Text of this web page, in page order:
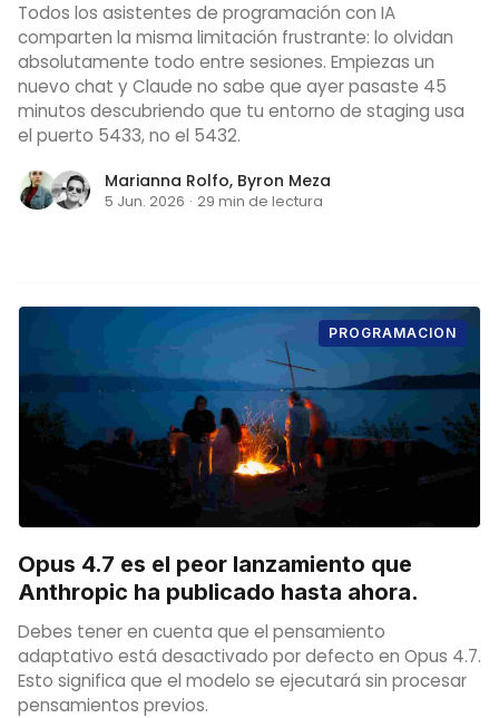
Todos los asistentes de programación con IA
comparten la misma limitación frustrante: lo olvidan
absolutamente todo entre sesiones. Empiezas un
nuevo chat y Claude no sabe que ayer pasaste 45
minutos descubriendo que tu entorno de staging usa
el puerto 5433, no el 5432.
Marianna Rolfo, Byron Meza
5 Jun. 2026 · 29 min de lectura
PROGRAMACION
Opus 4.7 es el peor lanzamiento que
Anthropic ha publicado hasta ahora.
Debes tener en cuenta que el pensamiento
adaptativo está desactivado por defecto en Opus 4.7.
Esto significa que el modelo se ejecutará sin procesar
pensamientos previos.